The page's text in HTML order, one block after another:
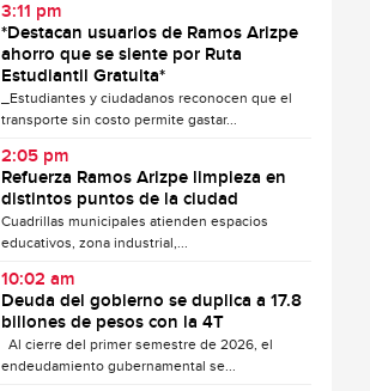
3:11 pm
*Destacan usuarios de Ramos Arizpe
ahorro que se siente por Ruta
Estudiantil Gratuita*
_Estudiantes y ciudadanos reconocen que el
transporte sin costo permite gastar...
2:05 pm
Refuerza Ramos Arizpe limpieza en
distintos puntos de la ciudad
Cuadrillas municipales atienden espacios
educativos, zona industrial,...
10:02 am
Deuda del gobierno se duplica a 17.8
billones de pesos con la 4T
Al cierre del primer semestre de 2026, el
endeudamiento gubernamental se...